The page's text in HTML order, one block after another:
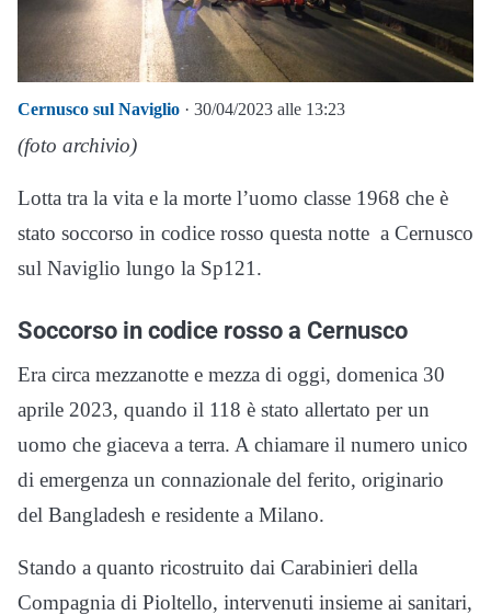
Cernusco sul Naviglio · 30/04/2023 alle 13:23
(foto archivio)
Lotta tra la vita e la morte l’uomo classe 1968 che è
stato soccorso in codice rosso questa notte a Cernusco
sul Naviglio lungo la Sp121.
Soccorso in codice rosso a Cernusco
Era circa mezzanotte e mezza di oggi, domenica 30
aprile 2023, quando il 118 è stato allertato per un
uomo che giaceva a terra. A chiamare il numero unico
di emergenza un connazionale del ferito, originario
del Bangladesh e residente a Milano.
Stando a quanto ricostruito dai Carabinieri della
Compagnia di Pioltello, intervenuti insieme ai sanitari,